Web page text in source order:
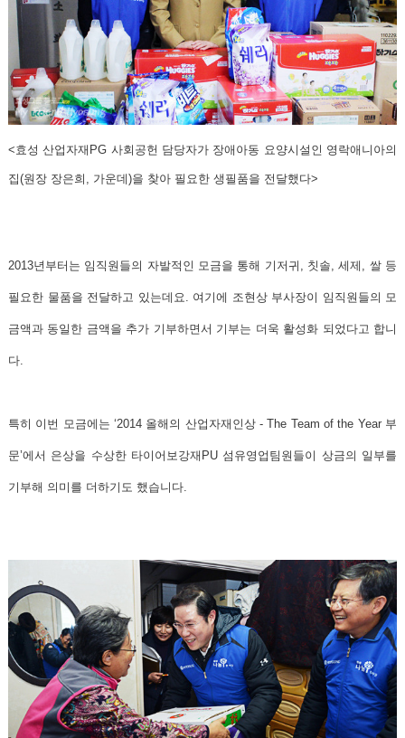
<효성 산업자재PG 사회공헌 담당자가 장애아동 요양시설인 영락애니아의
집(원장 장은희, 가운데)을 찾아 필요한 생필품을 전달했다>
2013년부터는 임직원들의 자발적인 모금을 통해 기저귀, 칫솔, 세제, 쌀 등
필요한 물품을 전달하고 있는데요. 여기에 조현상 부사장이 임직원들의 모
금액과 동일한 금액을 추가 기부하면서 기부는 더욱 활성화 되었다고 합니
다.
특히 이번 모금에는 ‘2014 올해의 산업자재인상 - The Team of the Year 부
문’에서 은상을 수상한 타이어보강재PU 섬유영업팀원들이 상금의 일부를
기부해 의미를 더하기도 했습니다.